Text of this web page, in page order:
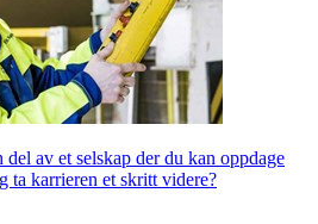
av et selskap der du kan oppdage
ta karrieren et skritt videre?